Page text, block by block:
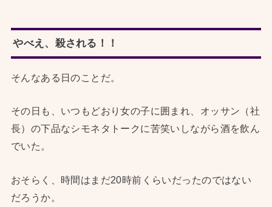
やべえ、殺される！！
そんなある日のことだ。
その日も、いつもどおり女の子に囲まれ、オッサン（社
長）の下品なシモネタトークに苦笑いしながら酒を飲ん
でいた。
おそらく、時間はまだ20時前くらいだったのではない
だろうか。